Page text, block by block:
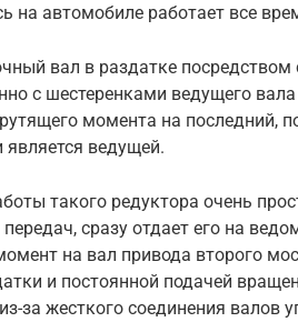
на автомобиле работает все
вал в раздатке посредством
с шестеренками ведущего
момента на последний,
является ведущей.
такого редуктора очень
сразу отдает его на
на вал привода второго
и постоянной подачей
за жесткого соединения валов